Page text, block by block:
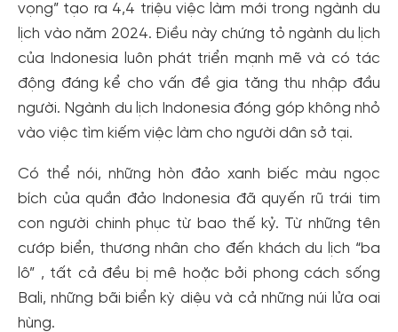
vọng” tạo ra 4,4 triệu việc làm mới trong ngành du
lịch vào năm 2024. Điều này chứng tỏ ngành du lịch
của Indonesia luôn phát triển mạnh mẽ và có tác
động đáng kể cho vấn đề gia tăng thu nhập đầu
người. Ngành du lịch Indonesia đóng góp không nhỏ
vào việc tìm kiếm việc làm cho người dân sở tại.
Có thể nói, những hòn đảo xanh biếc màu ngọc
bích của quần đảo Indonesia đã quyến rũ trái tim
con người chinh phục từ bao thế kỷ. Từ những tên
cướp biển, thương nhân cho đến khách du lịch “ba
lô” , tất cả đều bị mê hoặc bởi phong cách sống
Bali, những bãi biển kỳ diệu và cả những núi lửa oai
hùng.